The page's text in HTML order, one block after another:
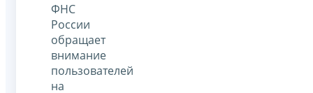
ФНС
России
обращает
внимание
пользователей
на